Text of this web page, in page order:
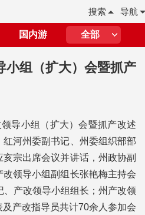
导航
搜索
国内游 全部
小组（扩大）会暨抓产
导小组（扩大）会暨抓产改述
河州委副书记、州委组织部部
宗出席会议并讲话，州政协副
领导小组副组长张艳梅主持会
产改领导小组组长；州产改领
产改指导员共计70余人参加会